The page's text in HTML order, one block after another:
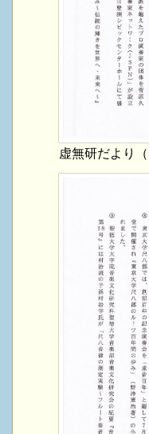
虚無研だより